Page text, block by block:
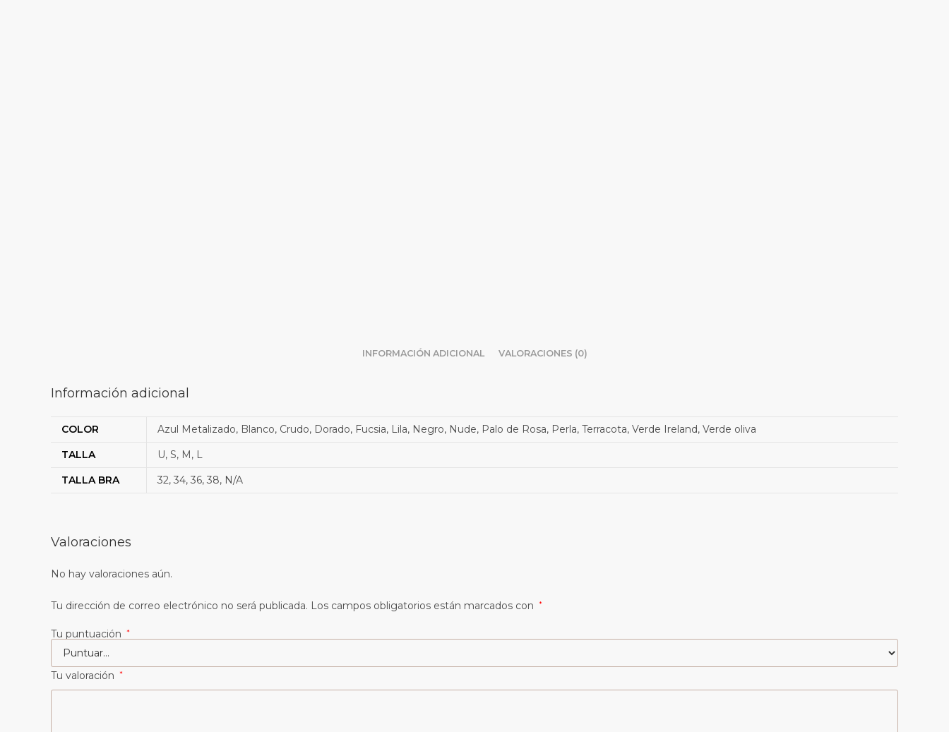
INFORMACIÓN ADICIONAL VALORACIONES (0)
Información adicional
COLOR
Azul Metalizado, Blanco, Crudo, Dorado, Fucsia, Lila, Negro, Nude, Palo de Rosa, Perla, Terracota, Verde Ireland, Verde oliva
TALLA
U, S, M, L
TALLA BRA
32, 34, 36, 38, N/A
Valoraciones
No hay valoraciones aún.
Tu dirección de correo electrónico no será publicada. Los campos obligatorios están marcados con *
Tu puntuación *
Tu valoración *